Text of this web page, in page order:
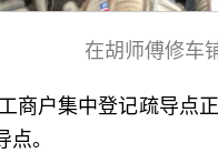
在胡师傅修车
商户集中登记疏导点
。